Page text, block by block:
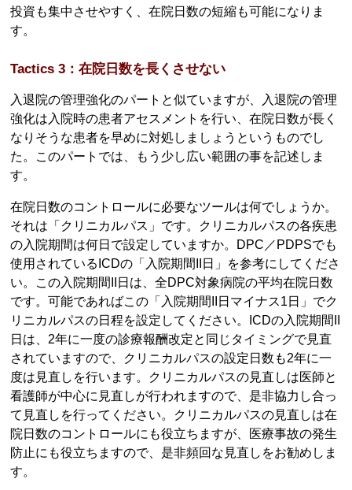
投資も集中させやすく、在院日数の短縮も可能になりま
す。
Tactics 3：在院日数を長くさせない
入退院の管理強化のパートと似ていますが、入退院の管理
強化は入院時の患者アセスメントを行い、在院日数が長く
なりそうな患者を早めに対処しましょうというものでし
た。このパートでは、もう少し広い範囲の事を記述しま
す。
在院日数のコントロールに必要なツールは何でしょうか。
それは「クリニカルパス」です。クリニカルパスの各疾患
の入院期間は何日で設定していますか。DPC／PDPSでも
使用されているICDの「入院期間II日」を参考にしてくださ
い。この入院期間II日は、全DPC対象病院の平均在院日数
です。可能であればこの「入院期間II日マイナス1日」でク
リニカルパスの日程を設定してください。ICDの入院期間II
日は、2年に一度の診療報酬改定と同じタイミングで見直
されていますので、クリニカルパスの設定日数も2年に一
度は見直しを行います。クリニカルパスの見直しは医師と
看護師が中心に見直しが行われますので、是非協力し合っ
て見直しを行ってください。クリニカルパスの見直しは在
院日数のコントロールにも役立ちますが、医療事故の発生
防止にも役立ちますので、是非頻回な見直しをお勧めしま
す。